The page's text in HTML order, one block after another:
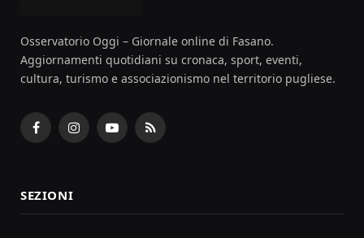
Osservatorio Oggi – Giornale online di Fasano.
Aggiornamenti quotidiani su cronaca, sport, eventi,
cultura, turismo e associazionismo nel territorio pugliese.
FacebookInstagramYouTubeRSS
SEZIONI